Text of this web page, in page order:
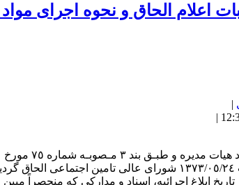
اجرای مواد (١٦) و (١٧) آیین‌نامه هیات‌های تشخیص
|
از تاریخ ابلاغ اجرائیه، اسناد و مدارکی که